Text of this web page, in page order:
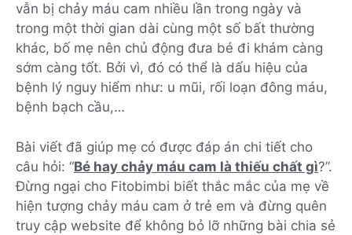
vẫn bị chảy máu cam nhiều lần trong ngày và
trong một thời gian dài cùng một số bất thường
khác, bố mẹ nên chủ động đưa bé đi khám càng
sớm càng tốt. Bởi vì, đó có thể là dấu hiệu của
bệnh lý nguy hiểm như: u mũi, rối loạn đông máu,
bệnh bạch cầu,…
Bài viết đã giúp mẹ có được đáp án chi tiết cho
câu hỏi: “Bé hay chảy máu cam là thiếu chất gì?”.
Đừng ngại cho Fitobimbi biết thắc mắc của mẹ về
hiện tượng chảy máu cam ở trẻ em và đừng quên
truy cập website để không bỏ lỡ những bài chia sẻ